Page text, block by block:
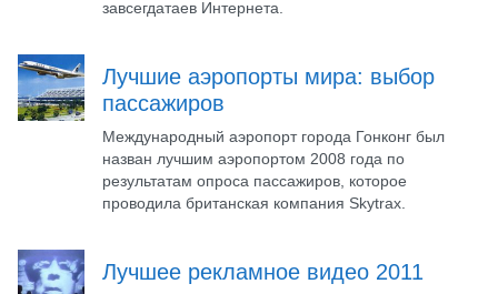
завсегдатаев Интернета.
Лучшие аэропорты мира: выбор
пассажиров
Международный аэропорт города Гонконг был
назван лучшим аэропортом 2008 года по
результатам опроса пассажиров, которое
проводила британская компания Skytrax.
Лучшее рекламное видео 2011